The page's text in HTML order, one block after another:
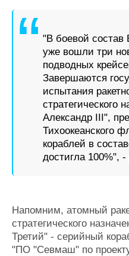
Конференции
Выставки и семинары
Личности
Словарь
"В боевой состав
уже вошли три
подводных
Завершаются
испытания
стратегического
Александр III",
Тихоокеанского
кораблей в
достигла 100%",
Напомним, атомный
стратегического
Третий" - серийный
"ПО "Севмаш" по